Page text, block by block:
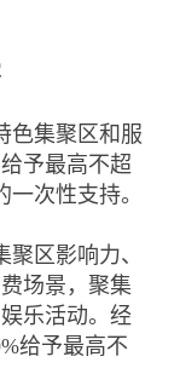
集聚区和服
予最高不超
次性支持。
区影响力、
场景，聚集
乐活动。经
给予最高不